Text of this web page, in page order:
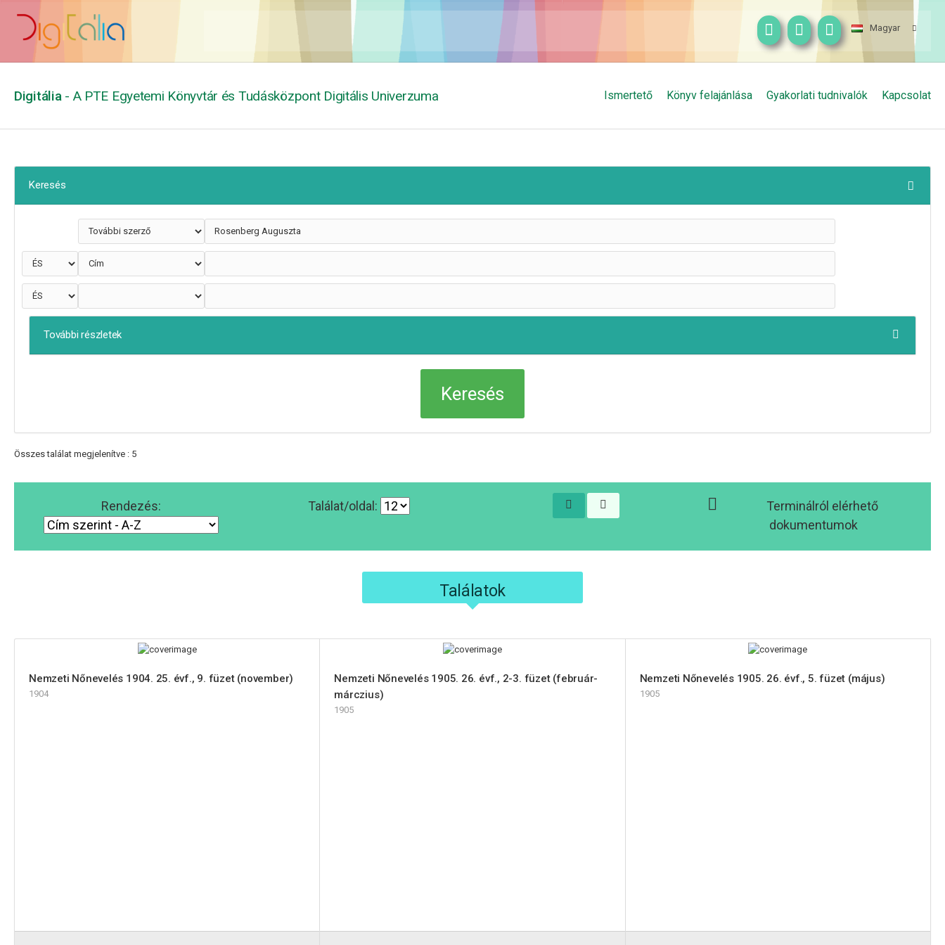
Magyar
Digitália - A PTE Egyetemi Könyvtár és Tudásközpont Digitális Univerzuma Ismertető Könyv felajánlása Gyakorlati tudnivalók Kapcsolat
Keresés
További részletek
Összes találat megjelenítve : 5
Rendezés: Találat/oldal:
Terminálról elérhető
dokumentumok
Találatok
Nemzeti Nőnevelés 1904. 25. évf., 9. füzet (november)
1904
Nemzeti Nőnevelés 1905. 26. évf., 2-3. füzet (február-
márczius)
1905
Nemzeti Nőnevelés 1905. 26. évf., 5. füzet (május)
1905